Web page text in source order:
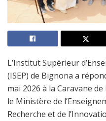
L’Institut Supérieur
(ISEP) de Bignona a
mai 2026 à la Caravane
le Ministère de
Recherche et de